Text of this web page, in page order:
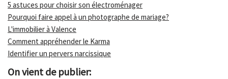
5 astuces pour choisir son électroménager
Pourquoi faire appel à un photographe de mariage?
L'immobilier à Valence
Comment appréhender le Karma
Identifier un pervers narcissique
On vient de publier: